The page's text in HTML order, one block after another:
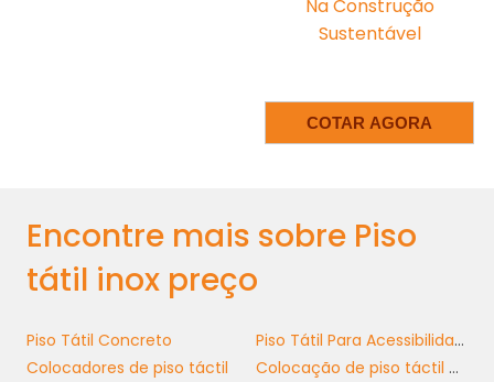
experiência do cliente, garantindo que todos
possam navegar com facilidade pelo espaço.
pode ser especialmente importante em áreas
de grande movimentação, onde
soluções como essa é um passo significativo
rumo à criação de ambientes mais funcionais
e acessíveis para todos.
MANUTENÇÃO E
CUIDADOS NECESSÁRIOS
Na Construção
COTAR AGORA
Encontre mais sobre Piso
tátil inox preço
Piso Tátil Concreto
Piso Tátil Para Acessibilidade
Colocadores de piso táctil
Colocação de piso táctil de pvc